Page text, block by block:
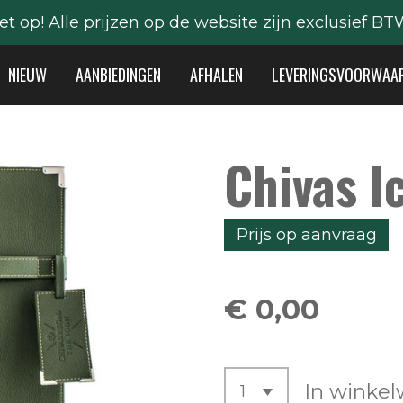
op! Alle prijzen op de website zijn exclusief
NIEUW AANBIEDINGEN AFHALEN
Chivas
Prijs op aanvraag
€ 0,00
In